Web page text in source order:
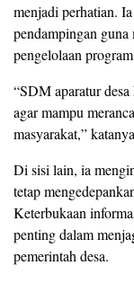
menjadi perhatian.
pendampingan guna
pengelolaan
“SDM aparatur
agar mampu
masyarakat,”
Di sisi lain, ia
tetap
Keterbukaan
penting dalam
pemerintah desa.